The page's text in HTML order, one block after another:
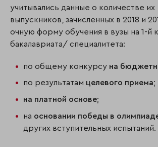
учитывались данные о количестве их
выпускников, зачисленных в 2018 и
очную форму обучения в вузы на 1-й
бакалавриата/ специалитета:
по общему конкурсу на
по результатам целевого приема;
на платной основе;
на основании победы в
других вступительных испытаний.